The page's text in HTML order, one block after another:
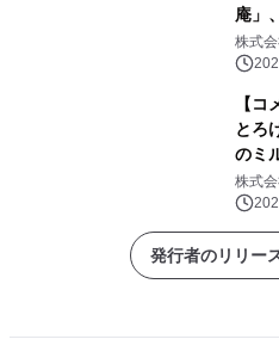
庵」
に広
ン！
株式
【コ
とろ
のミ
ル」
23日(
始！
株式
発行者のリリー